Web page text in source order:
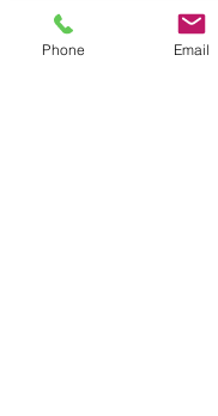
Diese Werke
Verbindung von
Phone Email